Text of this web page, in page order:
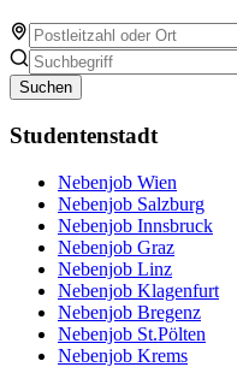
Suchen
Studentenstadt
Nebenjob Wien
Nebenjob Salzburg
Nebenjob Innsbruck
Nebenjob Graz
Nebenjob Linz
Nebenjob Klagenfurt
Nebenjob Bregenz
Nebenjob St.Pölten
Nebenjob Krems